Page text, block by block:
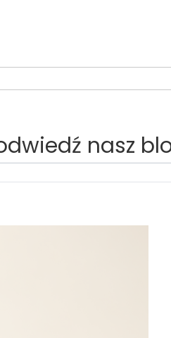
nasz